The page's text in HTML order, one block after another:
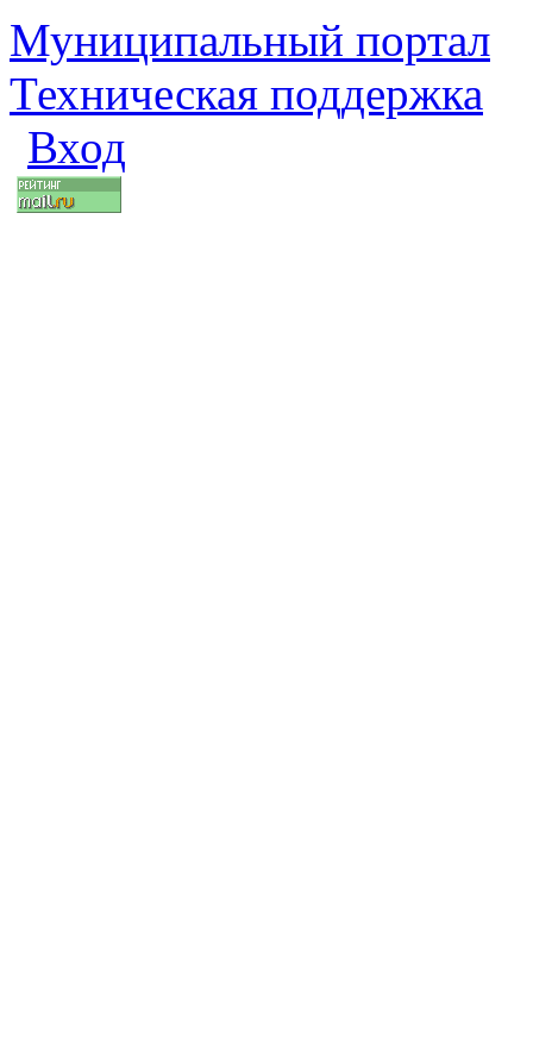
Муниципальный портал
Техническая поддержка
Вход